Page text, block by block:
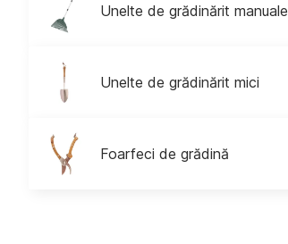
Unelte de grădinărit manuale
Unelte de grădinărit mici
Foarfeci de grădină